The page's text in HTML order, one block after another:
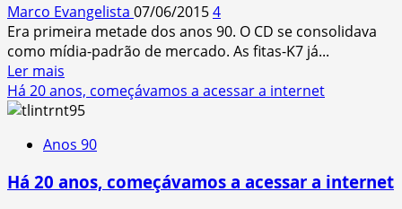
Marco Evangelista 07/06/20154
Era primeira metade dos anos 90. O CD se consolidava
como mídia-padrão de mercado. As fitas-K7 já...
Ler mais
more
about
–
Mini-
Há 20 anos, começávamos a acessar a internet
Anos 90
Há 20 anos, começávamos a acessar a internet